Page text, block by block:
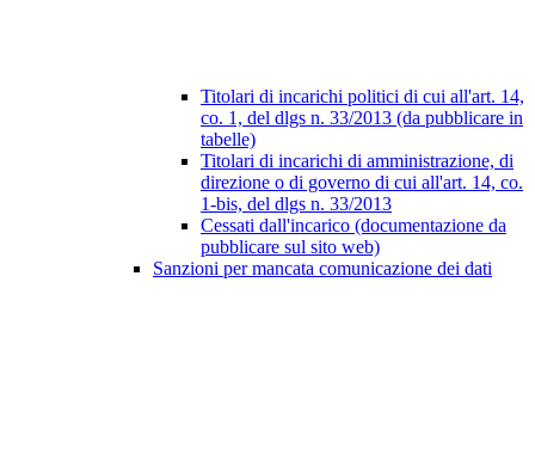
Titolari di incarichi politici di cui all'art. 14,
co. 1, del dlgs n. 33/2013 (da pubblicare in
tabelle)
Titolari di incarichi di amministrazione, di
direzione o di governo di cui all'art. 14, co.
1-bis, del dlgs n. 33/2013
Cessati dall'incarico (documentazione da
pubblicare sul sito web)
Sanzioni per mancata comunicazione dei dati